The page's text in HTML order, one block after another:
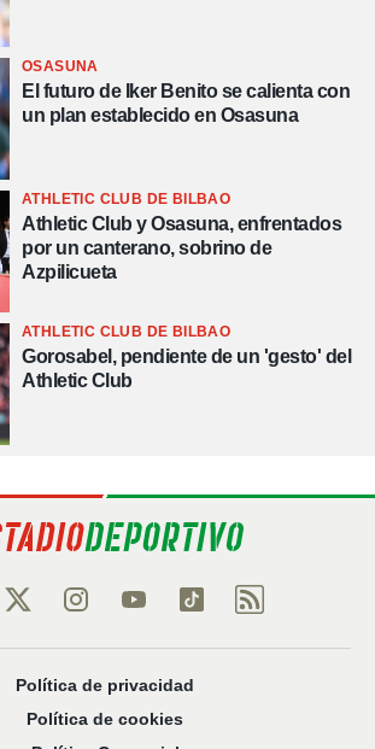
OSASUNA
El futuro de Iker Benito se calienta con
un plan establecido en Osasuna
ATHLETIC CLUB DE BILBAO
Athletic Club y Osasuna, enfrentados
por un canterano, sobrino de
Azpilicueta
ATHLETIC CLUB DE BILBAO
Gorosabel, pendiente de un 'gesto' del
Athletic Club
Política de privacidad
Política de cookies